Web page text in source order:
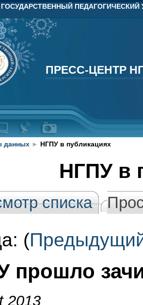
ПЕДАГОГИЧЕСКИЙ
ПРЕСС-ЦЕНТР
ПРЕСС-ЦЕНТР
данных ► НГПУ в публикациях
НГПУ в
списка
(
прошло
2013